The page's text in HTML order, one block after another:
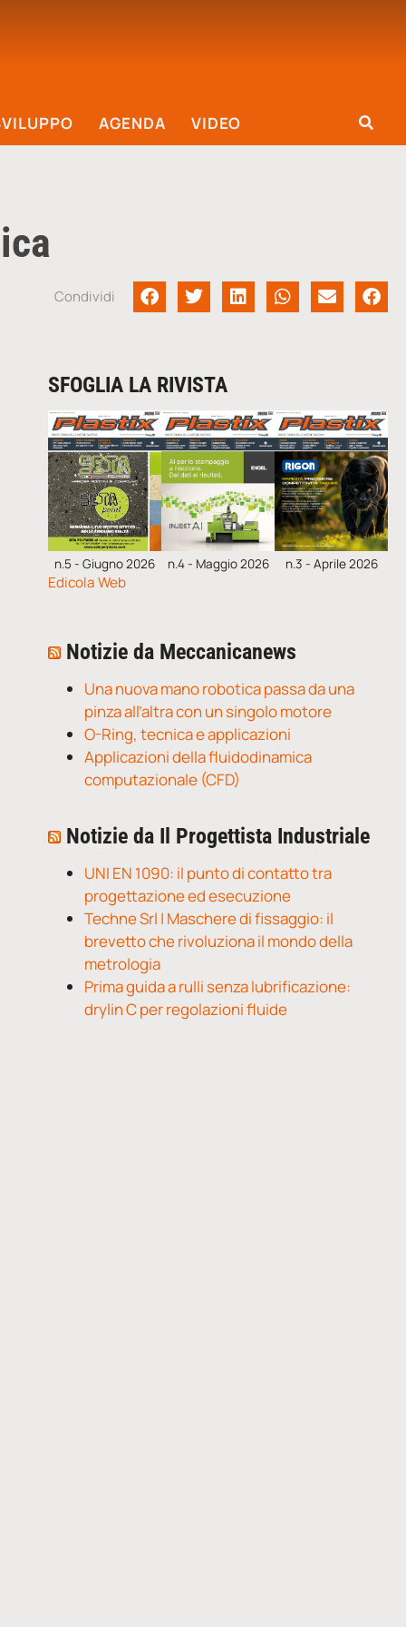
AGENDA VIDEO
Condividi
SFOGLIA LA RIVISTA
n.5 - Giugno 2026 n.4 - Maggio 2026 n.3 - Aprile 2026
Edicola Web
Notizie da Meccanicanews
Una nuova mano robotica passa da una
pinza all’altra con un singolo motore
O-Ring, tecnica e applicazioni
Applicazioni della fluidodinamica
computazionale (CFD)
Notizie da Il Progettista Industriale
UNI EN 1090: il punto di contatto tra
progettazione ed esecuzione
Techne Srl | Maschere di fissaggio: il
brevetto che rivoluziona il mondo della
metrologia
Prima guida a rulli senza lubrificazione:
drylin C per regolazioni fluide